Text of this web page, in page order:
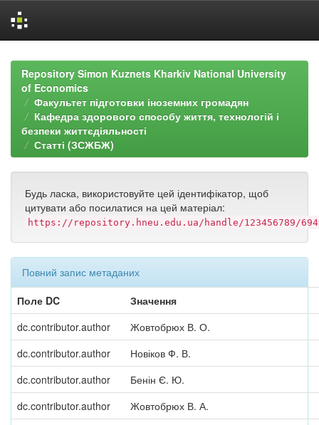
navigationRepository Simon Kuznets Kharkiv National University
of Economics
Факультет підготовки іноземних громадян
Кафедра здорового способу життя, технологій і
безпеки життєдіяльності
Статті (ЗСЖБЖ)
Будь ласка, використовуйте цей ідентифікатор, щоб
цитувати або посилатися на цей матеріал:
https://repository.hneu.edu.ua/handle/123456789/
Повний запис метаданих
Поле DC
Значення
dc.contributor.author
Жовтобрюх В. О.
dc.contributor.author
Новіков Ф. В.
dc.contributor.author
Бенін Є. Ю.
dc.contributor.author
Жовтобрюх В. А.